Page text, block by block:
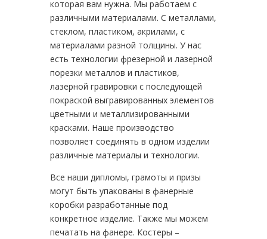
которая вам нужна. Мы работаем с
различными материалами. С металлами,
стеклом, пластиком, акрилами, с
материалами разной толщины. У нас
есть технологии фрезерной и лазерной
порезки металлов и пластиков,
лазерной гравировки с последующей
покраской выгравированных элементов
цветными и металлизированными
красками. Наше производство
позволяет соединять в одном изделии
различные материалы и технологии.
Все наши дипломы, грамоты и призы
могут быть упакованы в фанерные
коробки разработанные под
конкретное изделие. Также мы можем
печатать на фанере. Костеры –